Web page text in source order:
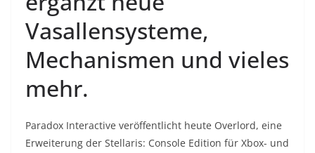
Vasallensysteme,
Mechanismen und vieles
mehr.
Paradox Interactive veröffentlicht heute Overlord, eine
Erweiterung der Stellaris: Console Edition für Xbox- und